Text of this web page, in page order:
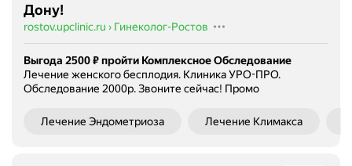
Дону!
rostov.upclinic.ru › Гинеколог-Ростов
Выгода 2500 ₽ пройти Комплексное Обследование
Лечение женского бесплодия. Клиника УРО-ПРО.
Обследование 2000р. Звоните сейчас! Промо
Лечение Эндометриоза Лечение Климакса